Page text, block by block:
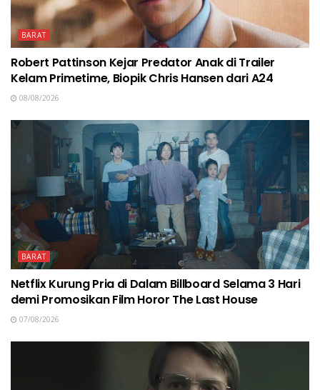
BARAT
Robert Pattinson Kejar Predator Anak di Trailer
Kelam Primetime, Biopik Chris Hansen dari A24
08/08/2026
BARAT
Netflix Kurung Pria di Dalam Billboard Selama 3 Hari
demi Promosikan Film Horor The Last House
07/08/2026